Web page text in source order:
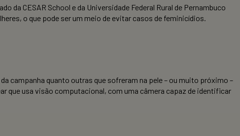
da CESAR School e da Universidade Federal Rural de Pernambuco
o que pode ser um meio de evitar casos de feminicídios.
campanha quanto outras que sofreram na pele – ou muito próximo –
que usa visão computacional, com uma câmera capaz de identificar